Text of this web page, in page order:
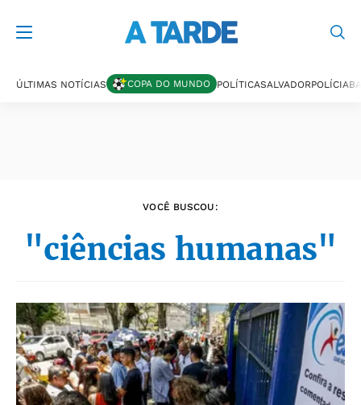
ÚLTIMAS NOTÍCIAS COPA DO MUNDO POLÍTICASALVADORPOLÍCIA
VOCÊ BUSCOU:
"ciências humanas"